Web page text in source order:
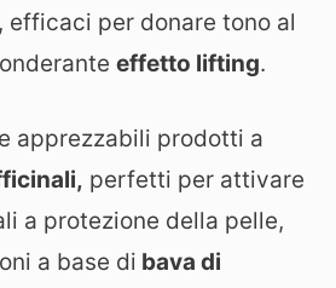
per donare tono al
effetto lifting.
apprezzabili prodotti a
perfetti per attivare
a protezione della pelle,
a base di bava di